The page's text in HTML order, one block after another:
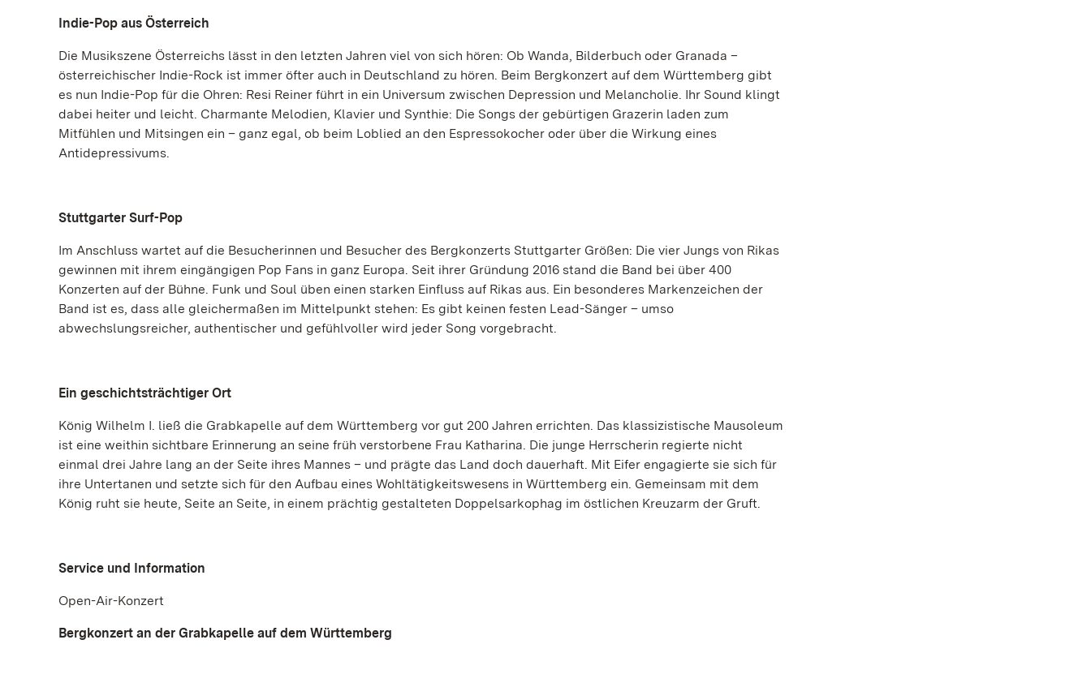
Indie-Pop aus Österreich
Die Musikszene Österreichs lässt in den letzten Jahren viel von sich hören: Ob Wanda, Bilderbuch oder Granada –
österreichischer Indie-Rock ist immer öfter auch in Deutschland zu hören. Beim Bergkonzert auf dem Württemberg gibt
es nun Indie-Pop für die Ohren: Resi Reiner führt in ein Universum zwischen Depression und Melancholie. Ihr Sound klingt
dabei heiter und leicht. Charmante Melodien, Klavier und Synthie: Die Songs der gebürtigen Grazerin laden zum
Mitfühlen und Mitsingen ein – ganz egal, ob beim Loblied an den Espressokocher oder über die Wirkung eines
Antidepressivums.
Stuttgarter Surf-Pop
Im Anschluss wartet auf die Besucherinnen und Besucher des Bergkonzerts Stuttgarter Größen: Die vier Jungs von Rikas
gewinnen mit ihrem eingängigen Pop Fans in ganz Europa. Seit ihrer Gründung 2016 stand die Band bei über 400
Konzerten auf der Bühne. Funk und Soul üben einen starken Einfluss auf Rikas aus. Ein besonderes Markenzeichen der
Band ist es, dass alle gleichermaßen im Mittelpunkt stehen: Es gibt keinen festen Lead-Sänger – umso
abwechslungsreicher, authentischer und gefühlvoller wird jeder Song vorgebracht.
Ein geschichtsträchtiger Ort
König Wilhelm I. ließ die Grabkapelle auf dem Württemberg vor gut 200 Jahren errichten. Das klassizistische Mausoleum
ist eine weithin sichtbare Erinnerung an seine früh verstorbene Frau Katharina. Die junge Herrscherin regierte nicht
einmal drei Jahre lang an der Seite ihres Mannes – und prägte das Land doch dauerhaft. Mit Eifer engagierte sie sich für
ihre Untertanen und setzte sich für den Aufbau eines Wohltätigkeitswesens in Württemberg ein. Gemeinsam mit dem
König ruht sie heute, Seite an Seite, in einem prächtig gestalteten Doppelsarkophag im östlichen Kreuzarm der Gruft.
Service und Information
Open-Air-Konzert
Bergkonzert an der Grabkapelle auf dem Württemberg